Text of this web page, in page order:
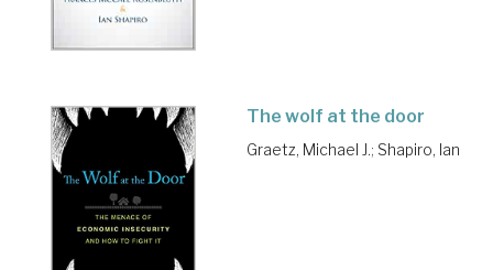
The wolf at the door
Graetz, Michael J.; Shapiro, Ian